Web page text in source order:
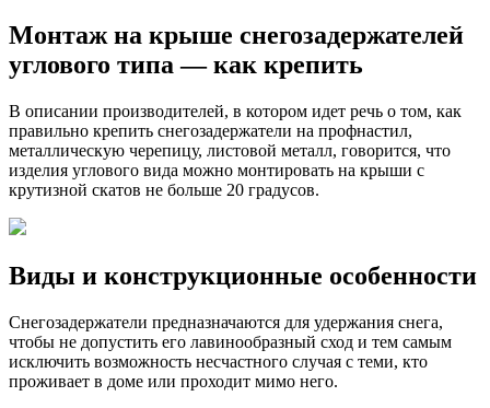
Монтаж на крыше снегозадержателей
углового типа — как крепить
В описании производителей, в котором идет речь о том, как
правильно крепить снегозадержатели на профнастил,
металлическую черепицу, листовой металл, говорится, что
изделия углового вида можно монтировать на крыши с
крутизной скатов не больше 20 градусов.
Виды и конструкционные особенности
Снегозадержатели предназначаются для удержания снега,
чтобы не допустить его лавинообразный сход и тем самым
исключить возможность несчастного случая с теми, кто
проживает в доме или проходит мимо него.